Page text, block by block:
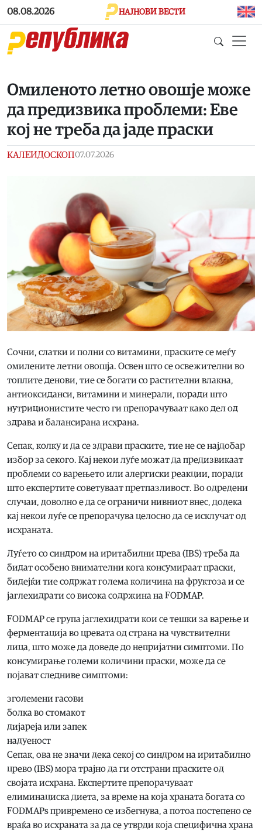
Skip to main content
08.08.2026 НАЈНОВИ ВЕСТИ
Омиленото летно овошје може
да предизвика проблеми: Еве
кој не треба да јаде праски
КАЛЕИДОСКОП07.07.2026
Сочни, слатки и полни со витамини, праските се меѓу
омилените летни овошја. Освен што се освежителни во
топлите денови, тие се богати со растителни влакна,
антиоксиданси, витамини и минерали, поради што
нутриционистите често ги препорачуваат како дел од
здрава и балансирана исхрана.
Сепак, колку и да се здрави праските, тие не се најдобар
избор за секого. Кај некои луѓе можат да предизвикаат
проблеми со варењето или алергиски реакции, поради
што експертите советуваат претпазливост. Во одредени
случаи, доволно е да се ограничи нивниот внес, додека
кај некои луѓе се препорачува целосно да се исклучат од
исхраната.
Луѓето со синдром на иритабилни црева (IBS) треба да
бидат особено внимателни кога консумираат праски,
бидејќи тие содржат голема количина на фруктоза и се
јаглехидрати со висока содржина на FODMAP.
FODMAP се група јаглехидрати кои се тешки за варење и
ферментација во цревата од страна на чувствителни
лица, што може да доведе до непријатни симптоми. По
консумирање големи количини праски, може да се
појават следниве симптоми:
зголемени гасови
болка во стомакот
дијареја или запек
надуеност
Сепак, ова не значи дека секој со синдром на иритабилно
црево (IBS) мора трајно да ги отстрани праските од
својата исхрана. Експертите препорачуваат
елиминациска диета, за време на која храната богата со
FODMAPs привремено се избегнува, а потоа постепено се
враќа во исхраната за да се утврди која специфична храна